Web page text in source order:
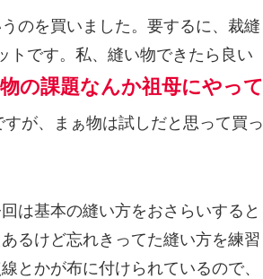
のを買いました。要するに、裁縫
トです。私、縫い物できたら良い
の課題なんか祖母にやって
が、まぁ物は試しだと思って買っ
は基本の縫い方をおさらいすると
るけど忘れきってた縫い方を練習
とかが布に付けられているので、